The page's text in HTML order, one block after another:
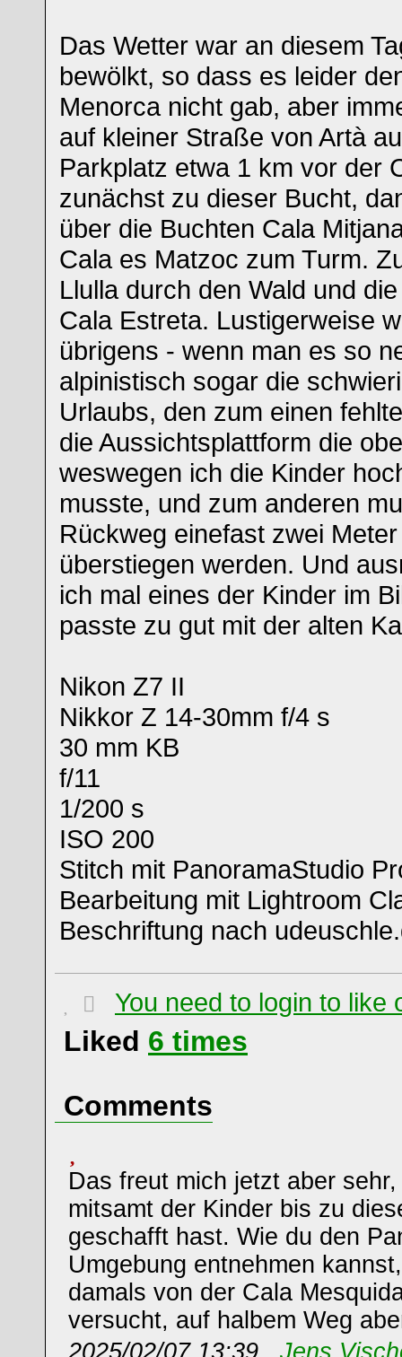
Das Wetter war an diesem
bewölkt, so dass es leider
Menorca nicht gab, aber
auf kleiner Straße von Artà
Parkplatz etwa 1 km vor der
zunächst zu dieser Bucht,
über die Buchten Cala
Cala es Matzoc zum Turm.
Llulla durch den Wald und
Cala Estreta. Lustigerweise
übrigens - wenn man es so
alpinistisch sogar die
Urlaubs, den zum einen
die Aussichtsplattform die
weswegen ich die Kinder
musste, und zum anderen
Rückweg einefast zwei
überstiegen werden. Und
ich mal eines der Kinder im
passte zu gut mit der alten
Nikon Z7 II
Nikkor Z 14-30mm f/4 s
30 mm KB
f/11
1/200 s
ISO 200
Stitch mit PanoramaStudio
Bearbeitung mit Lightroom
Beschriftung nach
You need to login to like
Liked 6 times
Comments
Das freut mich jetzt aber
mitsamt der Kinder bis zu
geschafft hast. Wie du den
Umgebung entnehmen
damals von der Cala
versucht, auf halbem Weg
2025/02/07 13:39 , Jens